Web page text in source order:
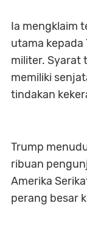
Ia mengklaim
utama kepada
militer. Syarat
memiliki
tindakan
Trump
ribuan
Amerika
perang besar